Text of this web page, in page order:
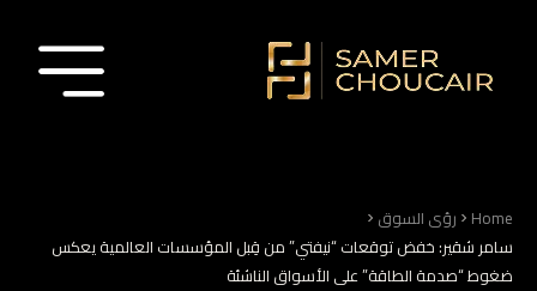
Home رؤى السوق
سامر شقير: خفض توقعات “نيفتي” من قِبل المؤسسات العالمية يعكس
ضغوط “صدمة الطاقة” على الأسواق الناشئة